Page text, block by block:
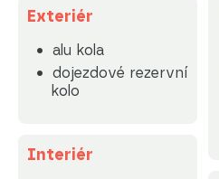
Exteriér
alu kola
dojezdové rezervní
kolo
Interiér